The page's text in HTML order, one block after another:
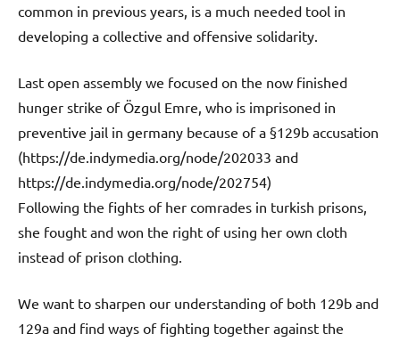
common in previous years, is a much needed tool in
developing a collective and offensive solidarity.
Last open assembly we focused on the now finished
hunger strike of Özgul Emre, who is imprisoned in
preventive jail in germany because of a §129b accusation
(https://de.indymedia.org/node/202033 and
https://de.indymedia.org/node/202754)
Following the fights of her comrades in turkish prisons,
she fought and won the right of using her own cloth
instead of prison clothing.
We want to sharpen our understanding of both 129b and
129a and find ways of fighting together against the